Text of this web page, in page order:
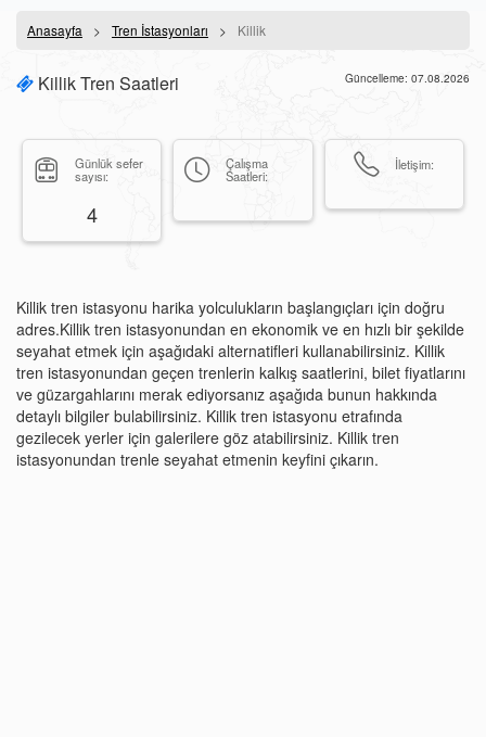
Anasayfa Tren İstasyonları Killik
Killik Tren Saatleri Güncelleme: 07.08.2026
Günlük sefer
sayısı:
4
Çalışma
Saatleri:
İletişim:
Killik tren istasyonu harika yolculukların başlangıçları için doğru
adres.Killik tren istasyonundan en ekonomik ve en hızlı bir şekilde
seyahat etmek için aşağıdaki alternatifleri kullanabilirsiniz. Killik
tren istasyonundan geçen trenlerin kalkış saatlerini, bilet fiyatlarını
ve güzargahlarını merak ediyorsanız aşağıda bunun hakkında
detaylı bilgiler bulabilirsiniz. Killik tren istasyonu etrafında
gezilecek yerler için galerilere göz atabilirsiniz. Killik tren
istasyonundan trenle seyahat etmenin keyfini çıkarın.